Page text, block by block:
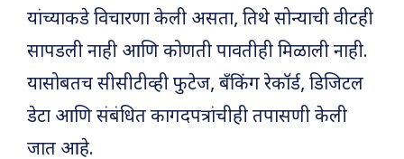
यांच्याकडे विचारणा केली असता, तिथे सोन्याची वीटही
सापडली नाही आणि कोणती पावतीही मिळाली नाही.
यासोबतच सीसीटीव्ही फुटेज, बँकिंग रेकॉर्ड, डिजिटल
डेटा आणि संबंधित कागदपत्रांचीही तपासणी केली
जात आहे.